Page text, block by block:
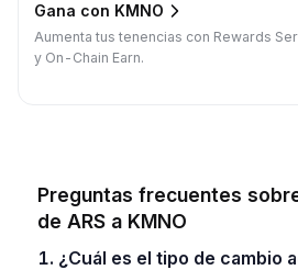
Gana con KMNO
Aumenta tus tenencias con Rewards
y On-Chain Earn.
Preguntas frecuentes
de ARS a KMNO
1. ¿Cuál es el tipo de cambio actual de 1 ARS